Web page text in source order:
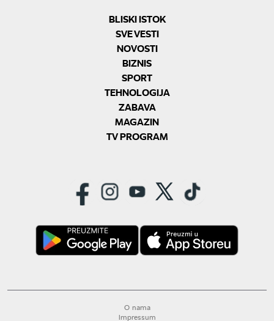
BLISKI ISTOK
SVE VESTI
NOVOSTI
BIZNIS
SPORT
TEHNOLOGIJA
ZABAVA
MAGAZIN
TV PROGRAM
O nama
Impressum